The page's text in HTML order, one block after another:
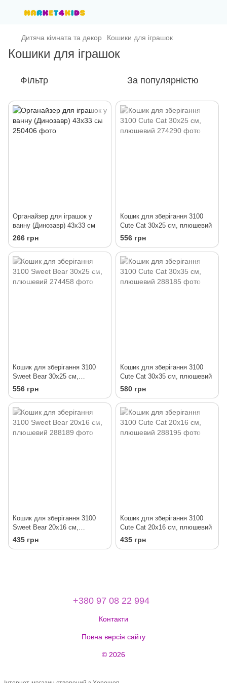
Дитяча кімната та декор Кошики для іграшок
Кошики для іграшок
Фільтр За популярністю
Органайзер для іграшок у
ванну (Динозавр) 43х33 см
266 грн
Кошик для зберігання 3100
Cute Cat 30х25 см, плюшевий
556 грн
Кошик для зберігання 3100
Sweet Bear 30х25 см,
плюшевий
556 грн
Кошик для зберігання 3100
Cute Cat 30х35 см, плюшевий
580 грн
Кошик для зберігання 3100
Sweet Bear 20х16 см,
плюшевий
435 грн
Кошик для зберігання 3100
Cute Cat 20х16 см, плюшевий
435 грн
+380 97 08 22 994
Контакти
Повна версія сайту
© 2026